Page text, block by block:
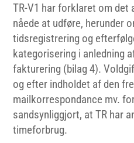
TR-V1 har forklaret om det
nåede at udføre, herunder
tidsregistrering og
kategorisering i anledning
fakturering (bilag 4).
og efter indholdet af den
mailkorrespondance mv.
sandsynliggjort, at TR har
timeforbrug.